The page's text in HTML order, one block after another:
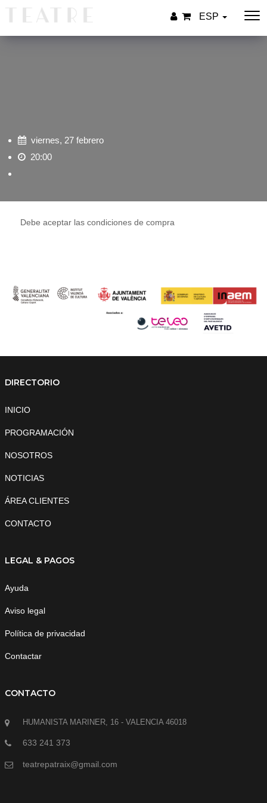
ESP
viernes, 27 febrero
20:00
Debe aceptar las condiciones de compra
DIRECTORIO
INICIO
PROGRAMACIÓN
NOSOTROS
NOTICIAS
ÁREA CLIENTES
CONTACTO
LEGAL & PAGOS
Ayuda
Aviso legal
Política de privacidad
Contactar
CONTACTO
HUMANISTA MARINER, 16 - VALENCIA 46018
633 241 373
teatrepatraix@gmail.com